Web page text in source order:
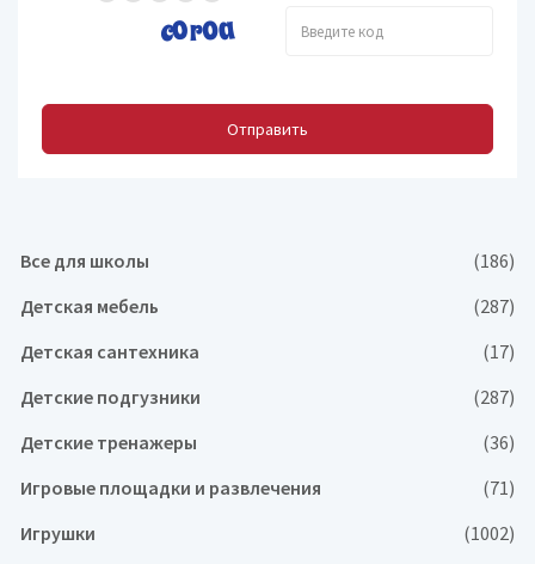
Отправить
Все для школы
(186)
Детская мебель
(287)
Детская сантехника
(17)
Детские подгузники
(287)
Детские тренажеры
(36)
Игровые площадки и развлечения
(71)
Игрушки
(1002)